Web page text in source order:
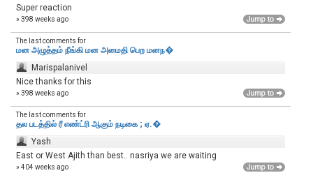
Super reaction
» 398 weeks ago
The last comments for
மன அழுத்தம் நீங்கி மன அமைதி பெற‌ மனந�
Marispalanivel
Nice thanks for this
» 398 weeks ago
The last comments for
தல படத்தில் ரீ எண்ட்ரி ஆகும் நடிகை ; ஏ.�
Yash
East or West Ajith than best.. nasriya we are waiting
» 404 weeks ago